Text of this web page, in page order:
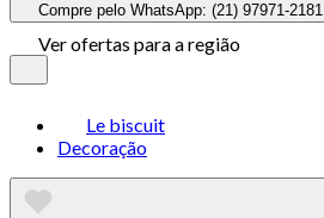
Compre pelo WhatsApp: (21) 97971-2181
Ver ofertas para a região
Le biscuit
Decoração